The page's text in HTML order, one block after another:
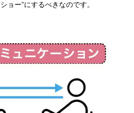
ョー”にするべきなのです。